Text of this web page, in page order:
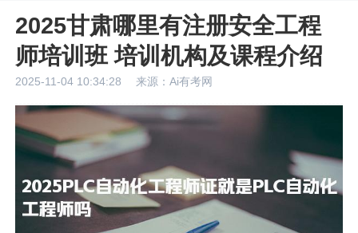
2025甘肃哪里有注册安全工程
师培训班 培训机构及课程介绍
2025-11-04 10:34:28 来源：Ai有考网